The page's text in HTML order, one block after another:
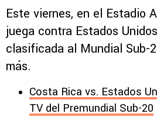
Este viernes, en el Estadio
juega contra Estados
clasificada al Mundial Sub-
más.
Costa Rica vs. Estados
TV del Premundial Sub-20